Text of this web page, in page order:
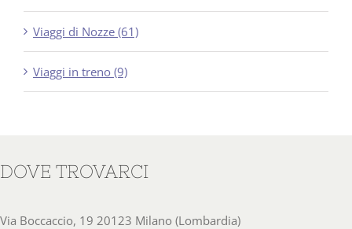
Viaggi di Nozze (61)
Viaggi in treno (9)
DOVE TROVARCI
Via Boccaccio, 19 20123 Milano (Lombardia)